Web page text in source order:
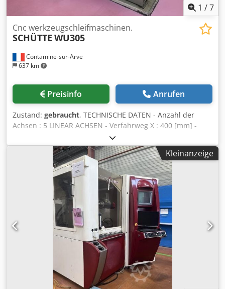
1 /7
Contamine-sur-Arve
637 km
Cnc werkzeugschleifmaschinen.
SCHÜTTE WU305
Preisinfo Anrufen
Zustand: gebraucht, TECHNISCHE DATEN - Anzahl der
Achsen : 5 LINEAR ACHSEN - Verfahrweg X : 400 [mm] -
Verfahrweg Y : 250 [mm] - Verfahrweg Z : 250 [mm] -
Eilganggeschwindigkeit : 24 [m/min] - Auflösung : 0.0001
[Grad] SCHLEIFSCHEIBE-HALTER SPINDELTSOCK VERTIKAL -
C Achse : 225 [Grad] - Winkelauflösung : 0.0002 [Grad] -
Spindeldrehzahl : 12.000 [Upm] - Werkzeug Typ : HSK-50E -
Spindelantriebleistung : 15 [kW] STÜCKHALTER
SPINDELSTOCK - Drehzahlbereich (Drehachse) : [Upm] -
Drehzahlbereich (Universal-Drehachse) : [Upm] -
Winkelauflösung : 0.0001 [Grad] ELEKTRISCHE
VERSORGUNG - Versorgungsspannung : 400 [V] GEWICHT
UND ABMESSUNGEN - Platzbedarf : 2.050 x 2.100 [mm] -
Maschinenhöhe : 1.960 [mm] - Maschinengewicht : 2800
[kg] Csdpfx Afowwa Ddouerf ZUBEHÖR - Steuerung :
SIEMENS SINUMERIK 840D - Kühlmittelbehalter mit Pumpe
* mit Kühlmittelkühlung - Ölnebelabsaugung : ABSOLENT
Kleinanzeige